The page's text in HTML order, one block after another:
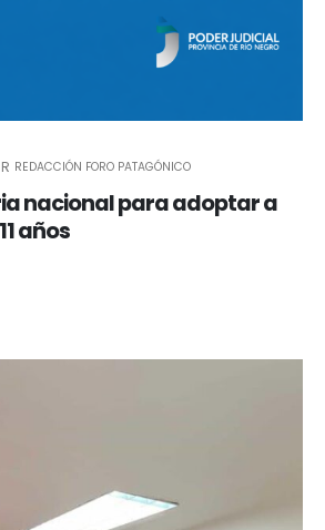
REDACCIÓN FORO PATAGÓNICO
nacional para adoptar a
años